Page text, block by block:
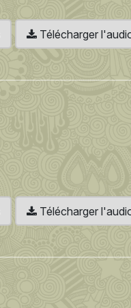
Télécharger
Télécharger